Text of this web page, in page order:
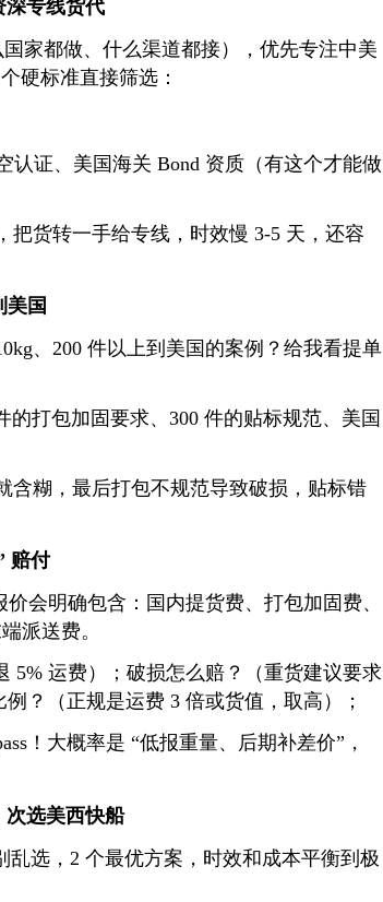
深专线货代
家都做、什么渠道都接），优先专注中美
硬标准直接筛选：
认证、美国海关 Bond 资质（有这个才能做
把货转一手给专线，时效慢 3-5 天，还容
美国
、200 件以上到美国的案例？给我看提单
打包加固要求、300 件的贴标规范、美国
含糊，最后打包不规范导致破损，贴标错
赔付
会明确包含：国内提货费、打包加固费、
派送费。
5% 运费）；破损怎么赔？（重货建议要求
？（正规是运费 3 倍或货值，取高）；
！大概率是 “低报重量、后期补差价”，
次选美西快船
乱选，2 个最优方案，时效和成本平衡到极